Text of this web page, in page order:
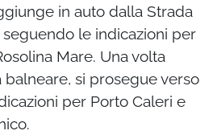
in auto dalla Strada
seguendo le indicazioni per
Mare. Una volta
si prosegue verso
per Porto Caleri e